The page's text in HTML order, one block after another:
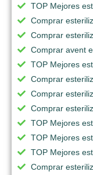
TOP Mejores
Comprar
Comprar
Comprar avent
TOP Mejores
Comprar
Comprar
Comprar
TOP Mejores
TOP Mejores
TOP Mejores
Comprar